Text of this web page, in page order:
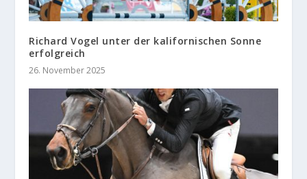
Richard Vogel unter der kalifornischen Sonne
erfolgreich
26. November 2025